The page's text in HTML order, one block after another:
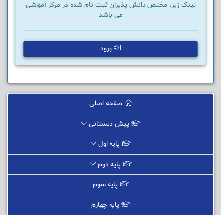
لینک زیر، مختص دانش پذیران ثبت نام شده در مرکز آموزشی
می باشد
ورود
صفحه اصلی
پیش دبستانی
پایه اول
پایه دوم
پایه سوم
پایه چهارم